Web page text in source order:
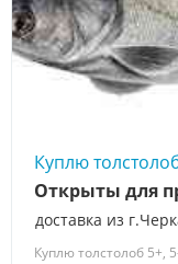
Куплю
доставка из
Открыты для
Куплю толстолоб 5+,